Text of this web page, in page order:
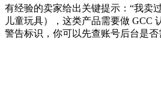
有经验的卖家给出关键提示：“我卖
儿童玩具），这类产品需要做 GCC
警告标识，你可以先查账号后台是